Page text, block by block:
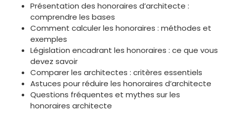
Présentation des honoraires d’architecte :
comprendre les bases
Comment calculer les honoraires : méthodes et
exemples
Législation encadrant les honoraires : ce que vous
devez savoir
Comparer les architectes : critères essentiels
Astuces pour réduire les honoraires d’architecte
Questions fréquentes et mythes sur les
honoraires architecte